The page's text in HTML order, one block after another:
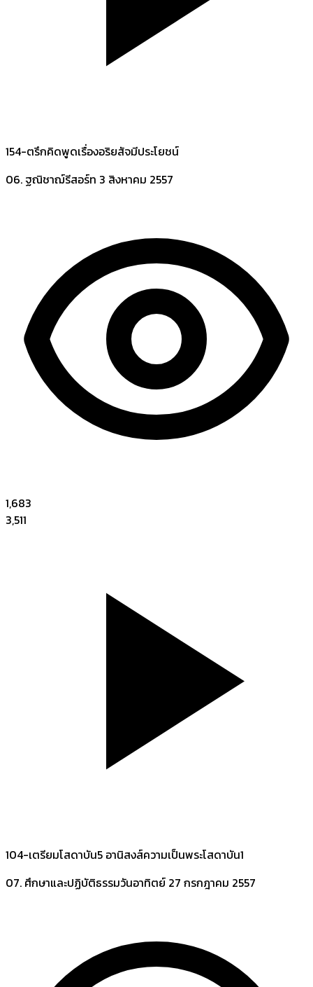
154-ตรึกคิดพูดเรื่องอริยสัจมีประโยชน์
06. ฐณิชาฌ์รีสอร์ท 3 สิงหาคม 2557
1,683
3,511
104-เตรียมโสดาบัน5 อานิสงส์ความเป็นพระโสดาบัน1
07. ศึกษาและปฏิบัติธรรมวันอาทิตย์ 27 กรกฎาคม 2557